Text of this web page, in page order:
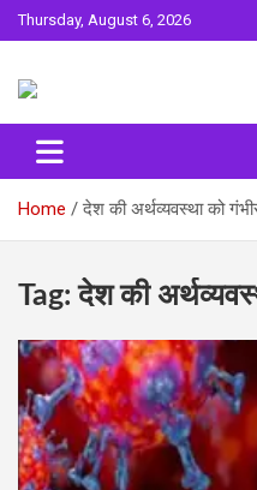
Skip
to
Thursday, August 6, 2026
Surta
Home देश की अर्थव्यवस्था को
Tag:देश की